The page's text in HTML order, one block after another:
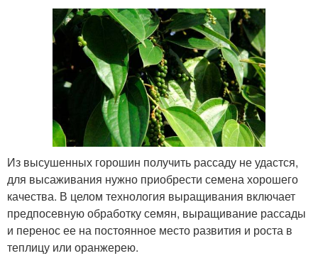
Из высушенных горошин получить рассаду не удастся,
для высаживания нужно приобрести семена хорошего
качества. В целом технология выращивания включает
предпосевную обработку семян, выращивание рассады
и перенос ее на постоянное место развития и роста в
теплицу или оранжерею.